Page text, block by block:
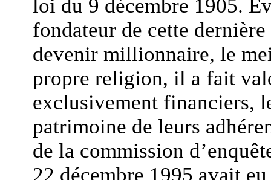
loi du 9 décembre 1905.
fondateur de cette
devenir millionnaire, le
propre religion, il a fait
exclusivement financiers,
patrimoine de leurs
de la commission
22 décembre 1995 avait